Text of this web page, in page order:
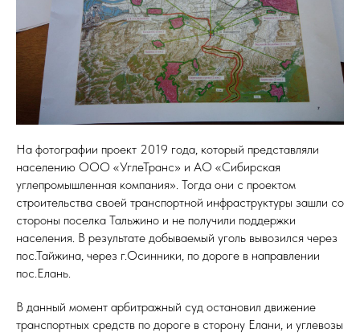
На фотографии проект 2019 года, который представляли
населению ООО «УглеТранс» и АО «Сибирская
углепромышленная компания». Тогда они с проектом
строительства своей транспортной инфраструктуры зашли со
стороны поселка Тальжино и не получили поддержки
населения. В результате добываемый уголь вывозился через
пос.Тайжина, через г.Осинники, по дороге в направлении
пос.Елань.
В данный момент арбитражный суд остановил движение
транспортных средств по дороге в сторону Елани, и углевозы